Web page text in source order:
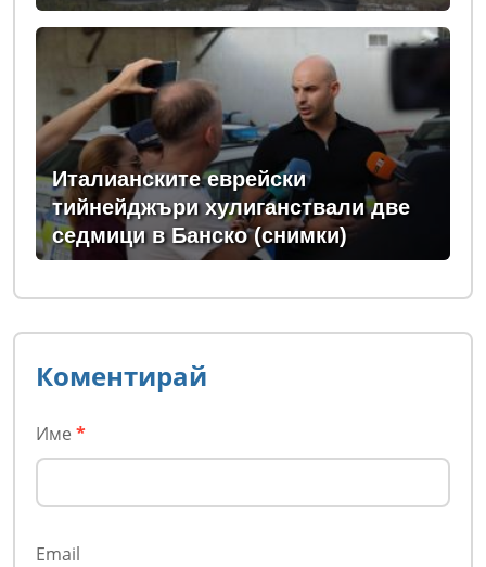
ЕС
Италианските еврейски
тийнейджъри хулиганствали две
седмици в Банско (снимки)
Коментирай
Име *
Email